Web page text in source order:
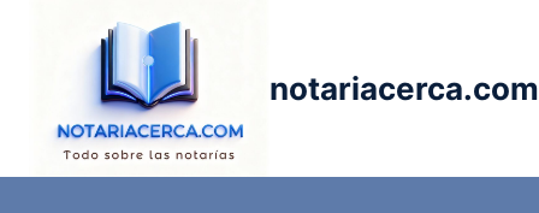
notariacerca.com